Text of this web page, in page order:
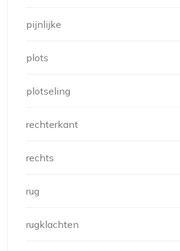
pijnlijke
plots
plotseling
rechterkant
rechts
rug
rugklachten